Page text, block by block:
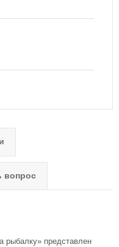
вопрос
рыбалку» представлен